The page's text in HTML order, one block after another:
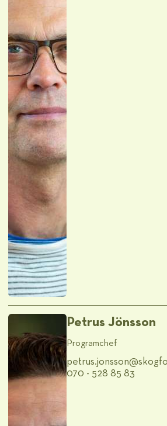
Petrus Jönsson
Programchef
070 - 528 85 83